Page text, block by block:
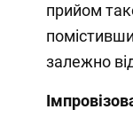
прийом
залежно